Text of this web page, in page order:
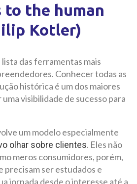
to the human
Kotler)
lista das ferramentas mais
Conhecer todas as
histórica é um dos maiores
visibilidade de sucesso para
um modelo especialmente
olhar sobre clientes. Eles não
meros consumidores, porém,
precisam ser estudados e
jornada desde o interesse até a